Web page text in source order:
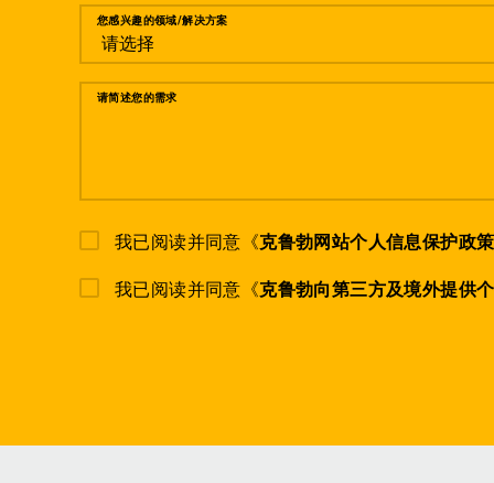
您感兴趣的领域/解决方案
请简述您的需求
我已阅读并同意《克鲁勃网站个人信息保护政策
我已阅读并同意《克鲁勃向第三方及境外提供